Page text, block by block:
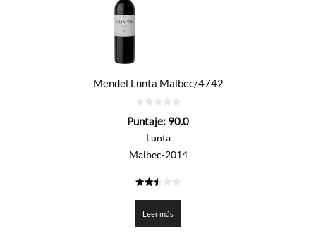
Mendel Lunta Malbec/4742
de
Puntaje: 90.0
Lunta
Malbec-2014
de 5
Leer más